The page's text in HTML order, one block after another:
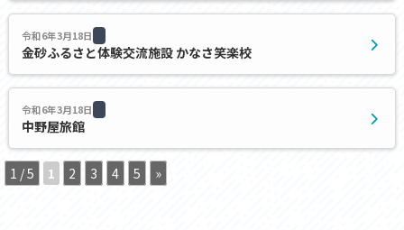
令和6年3月18日
金砂ふるさと体験交流施設 かなさ笑楽校
令和6年3月18日
中野屋旅館
1 / 5 1 2 3 4 5 »